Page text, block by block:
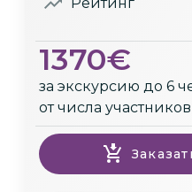
1370€
за экскурсию до 6
от числа участников